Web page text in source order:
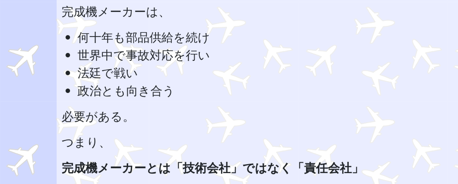
完成機メーカーは、
何十年も部品供給を続け
世界中で事故対応を行い
法廷で戦い
政治とも向き合う
必要がある。
つまり、
完成機メーカーとは「技術会社」ではなく「責任会社」